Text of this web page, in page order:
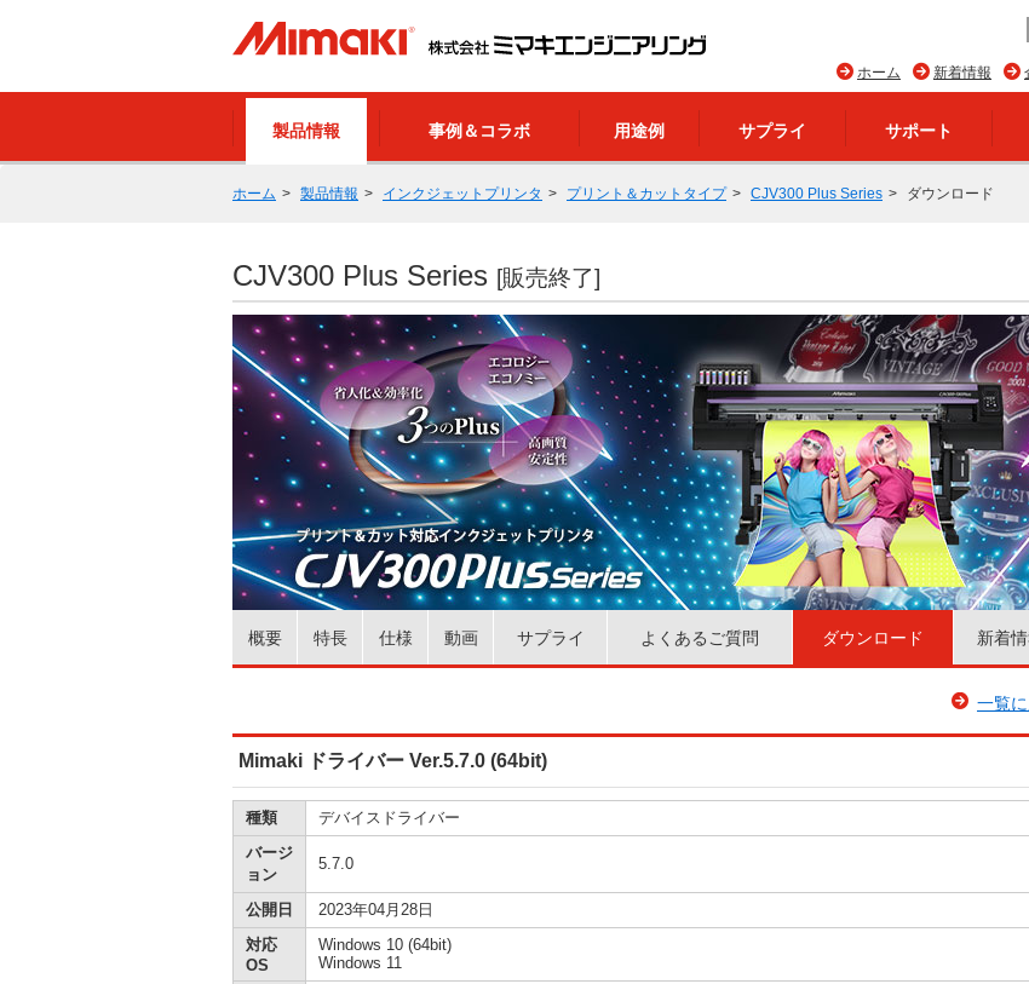
新着情報
ホーム
製品情報 事例＆コラボ 用途例 サプライ サポート
ホーム 製品情報 インクジェットプリンタ プリント＆カットタイプ CJV300 Plus Series ダウンロード
CJV300 Plus Series [販売終了]
概要 特長 仕様 動画 サプライ よくあるご質問 ダウンロード 新着
一覧
Mimaki ドライバー Ver.5.7.0 (64bit)
種類
デバイスドライバー
バージ
ョン
5.7.0
公開日
2023年04月28日
対応
OS
Windows 10 (64bit)
Windows 11